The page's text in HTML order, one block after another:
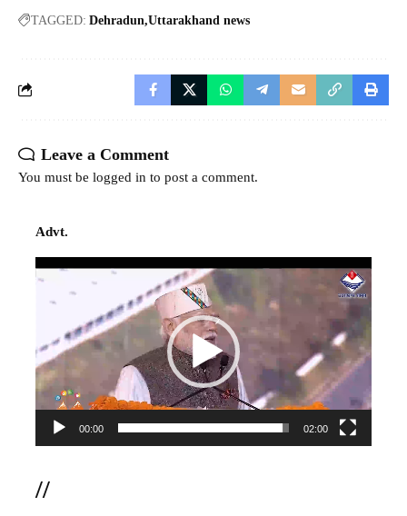
TAGGED: Dehradun Uttarakhand news
Leave a Comment
You must be logged in to post a comment.
Advt.
Video
00:00 02:00
//